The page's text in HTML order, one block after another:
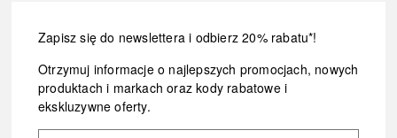
Zapisz się do newslettera i odbierz 20% rabatu*!
Otrzymuj informacje o najlepszych promocjach, nowych
produktach i markach oraz kody rabatowe i
ekskluzywne oferty.